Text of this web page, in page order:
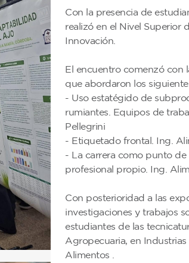
Con la presencia de
realizó en el Nivel Superior
Innovación.
El encuentro comenzó con
que abordaron los
- Uso estatégido de
rumiantes. Equipos de
Pellegrini
- Etiquetado frontal. Ing.
- La carrera como punto
profesional propio. Ing.
Con posterioridad a las
investigaciones y trabajos
estudiantes de las
Agropecuaria, en
Alimentos .